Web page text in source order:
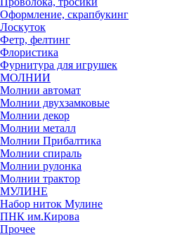
Оформление, скрапбукинг
Лоскуток
Фетр, фелтинг
Флористика
Фурнитура для игрушек
МОЛНИИ
Молнии автомат
Молнии двухзамковые
Молнии декор
Молнии металл
Молнии Прибалтика
Молнии спираль
Молнии рулонка
Молнии трактор
МУЛИНЕ
Набор ниток Мулине
ПНК им.Кирова
Прочее